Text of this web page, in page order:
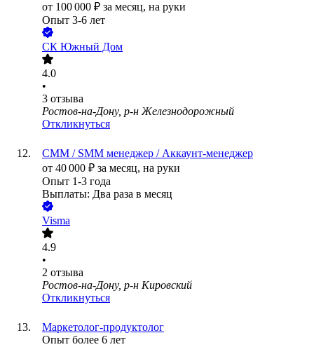
от 100 000 ₽ за месяц, на руки
Опыт 3-6 лет
СК Южный Дом
4.0
•
3 отзыва
Ростов-на-Дону, р-н Железнодорожный
Откликнуться
СММ / SММ менеджер / Аккаунт-менеджер
от 40 000 ₽ за месяц, на руки
Опыт 1-3 года
Выплаты: Два раза в месяц
Visma
4.9
•
2 отзыва
Ростов-на-Дону, р-н Кировский
Откликнуться
Маркетолог-продуктолог
Опыт более 6 лет